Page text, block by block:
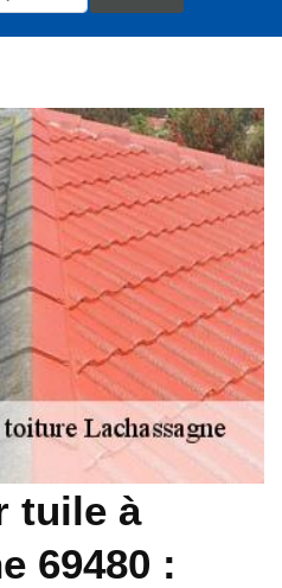
tuile à
69480 :